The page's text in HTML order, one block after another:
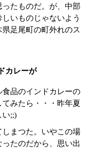
たものだ。が、中部
いものじゃないよう
足尾町の町外れのス
カレーが
品のインドカレーの
みたら・・・昨年夏
い;;)
まつた。いやこの場
たのだから、思い出